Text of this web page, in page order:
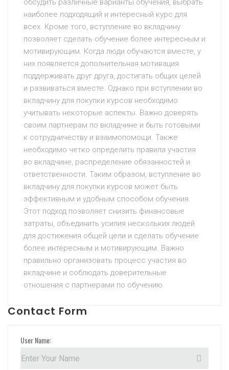
обсудить различные варианты обучения, выбрать
наиболее подходящий и интересный курс для
всех. Кроме того, вступление во вкладчину
позволяет сделать обучение более интересным и
мотивирующим. Когда люди обучаются вместе, у
них появляется дополнительная мотивация
поддерживать друг друга, достигать общих целей
и развиваться вместе. Однако при вступлении во
вкладчину для покупки курсов необходимо
учитывать некоторые аспекты. Важно доверять
своим партнерам по вкладчине и быть готовыми
к сотрудничеству и взаимопомощи. Также
необходимо четко определить правила участия
во вкладчине, распределение обязанностей и
ответственности. Таким образом, вступление во
вкладчину для покупки курсов может быть
эффективным и удобным способом обучения.
Этот подход позволяет снизить финансовые
затраты, объединить усилия нескольких людей
для достижения общей цели и сделать обучение
более интересным и мотивирующим. Важно
правильно организовать процесс участия во
вкладчине и соблюдать доверительные
отношения с партнерами по обучению.
Contact Form
User Name: